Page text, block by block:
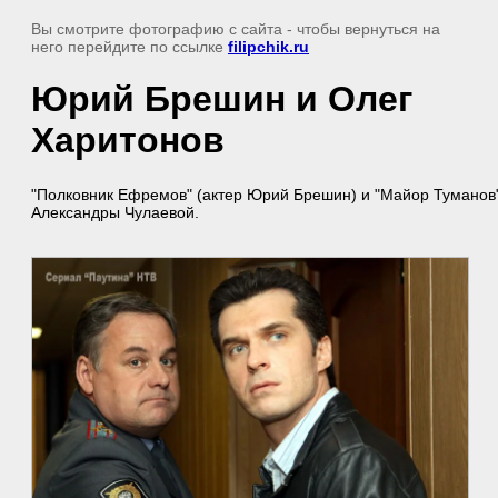
Вы смотрите фотографию с сайта - чтобы вернуться на
него перейдите по ссылке filipchik.ru
Юрий Брешин и Олег
Харитонов
"Полковник Ефремов" (актер Юрий Брешин) и "Майор
Александры Чулаевой.